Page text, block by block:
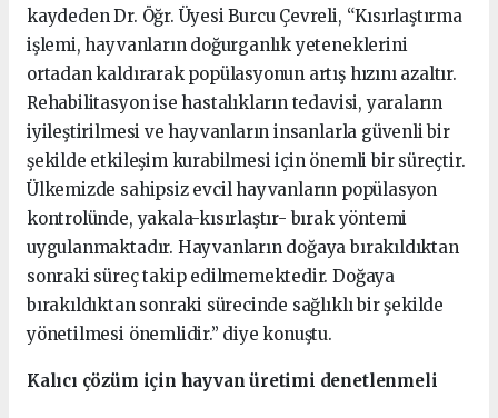
kaydeden Dr. Öğr. Üyesi Burcu Çevreli, “Kısırlaştırma
işlemi, hayvanların doğurganlık yeteneklerini
ortadan kaldırarak popülasyonun artış hızını azaltır.
Rehabilitasyon ise hastalıkların tedavisi, yaraların
iyileştirilmesi ve hayvanların insanlarla güvenli bir
şekilde etkileşim kurabilmesi için önemli bir süreçtir.
Ülkemizde sahipsiz evcil hayvanların popülasyon
kontrolünde, yakala-kısırlaştır- bırak yöntemi
uygulanmaktadır. Hayvanların doğaya bırakıldıktan
sonraki süreç takip edilmemektedir. Doğaya
bırakıldıktan sonraki sürecinde sağlıklı bir şekilde
yönetilmesi önemlidir.” diye konuştu.
Kalıcı çözüm için hayvan üretimi denetlenmeli